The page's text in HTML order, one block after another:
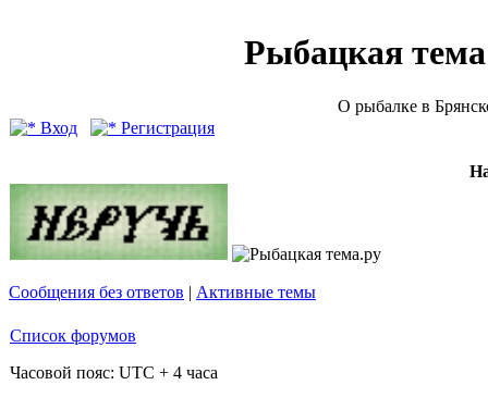
Рыбацкая
О рыбалке в
Вход
Регистрация
Сообщения без ответов | Активные темы
Список форумов
Часовой пояс: UTC + 4 часа